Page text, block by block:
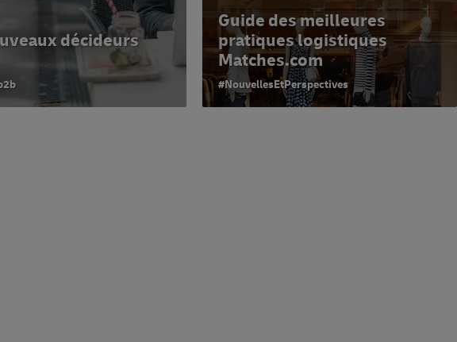
décideurs
Guide des meilleures
pratiques logistiques
Matches.com
#NouvellesEtPerspectives